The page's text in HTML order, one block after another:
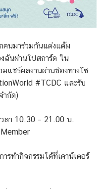
คนมาร่วมกันแต่งแต้ม
ฉันผ่านโปสการ์ด ใน
มแชร์ผลงานผ่านช่องทางโซ
#TCDC และรับ
ำกัด)
ลา 10.30 – 21.00 น.
รทำกิจกรรมได้ที่เคาน์เตอร์